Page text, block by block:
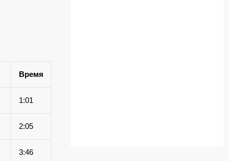
Время
1:01
2:05
3:46